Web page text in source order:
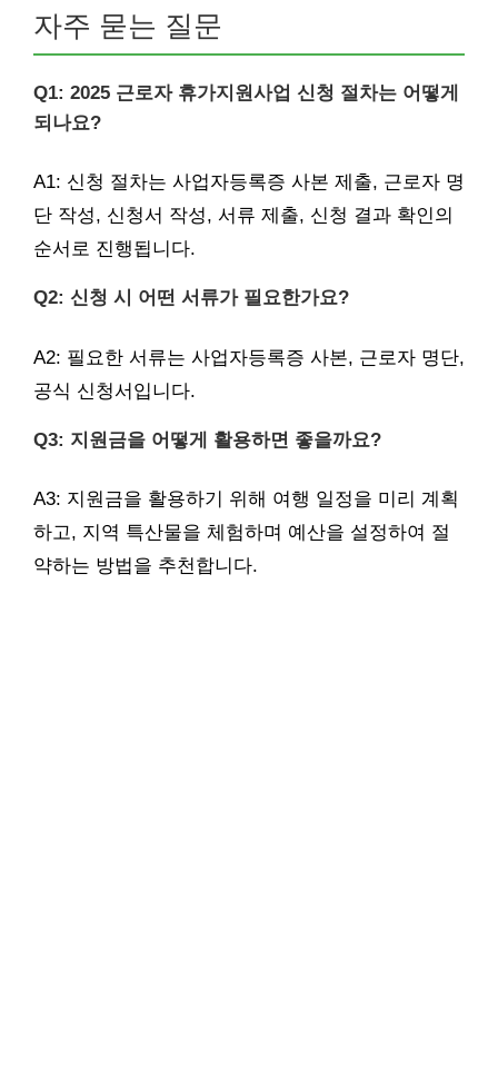
자주 묻는 질문
Q1: 2025 근로자 휴가지원사업 신청 절차는 어떻게
되나요?
A1: 신청 절차는 사업자등록증 사본 제출, 근로자 명
단 작성, 신청서 작성, 서류 제출, 신청 결과 확인의
순서로 진행됩니다.
Q2: 신청 시 어떤 서류가 필요한가요?
A2: 필요한 서류는 사업자등록증 사본, 근로자 명단,
공식 신청서입니다.
Q3: 지원금을 어떻게 활용하면 좋을까요?
A3: 지원금을 활용하기 위해 여행 일정을 미리 계획
하고, 지역 특산물을 체험하며 예산을 설정하여 절
약하는 방법을 추천합니다.